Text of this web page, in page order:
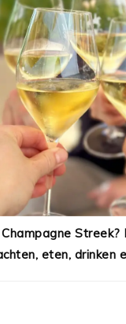
Streek?
eten, drinken